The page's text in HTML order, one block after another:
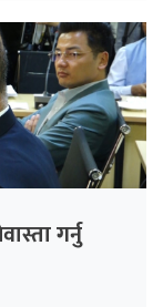
गर्नु